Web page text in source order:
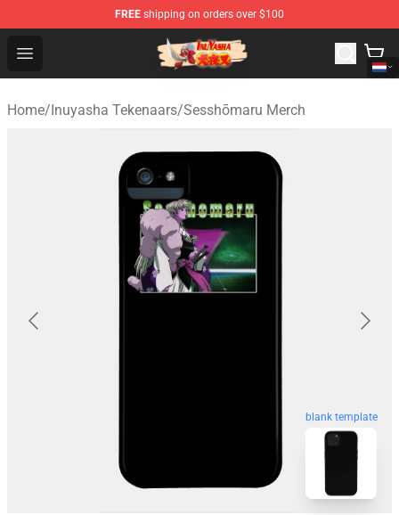
FREE shipping on orders over $100
Open menu
Inuyasha Store - Official Inuyasha Merchandise Shop
Home/Inuyasha Tekenaars/Sesshōmaru Merch
blank template